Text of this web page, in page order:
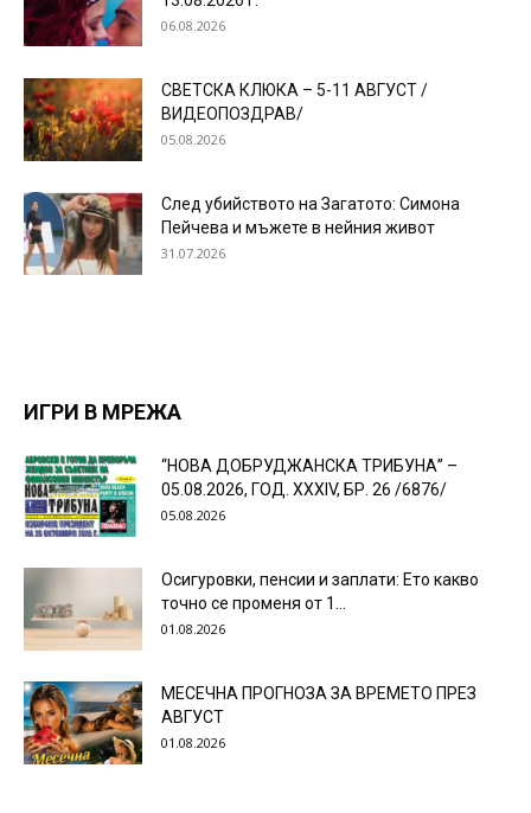
06.08.2026
СВЕТСКА КЛЮКА – 5-11 АВГУСТ /
ВИДЕОПОЗДРАВ/
05.08.2026
След убийството на Загатото: Симона
Пейчева и мъжете в нейния живот
31.07.2026
ИГРИ В МРЕЖА
“НОВА ДОБРУДЖАНСКА ТРИБУНА” –
05.08.2026, ГОД. XXХIV, БР. 26 /6876/
05.08.2026
Осигуровки, пенсии и заплати: Ето какво
точно се променя от 1...
01.08.2026
МЕСЕЧНА ПРОГНОЗА ЗА ВРЕМЕТО ПРЕЗ
АВГУСТ
01.08.2026